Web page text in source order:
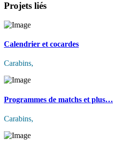
Projets liés
Calendrier et cocardes
Carabins,
Programmes de matchs et plus…
Carabins,